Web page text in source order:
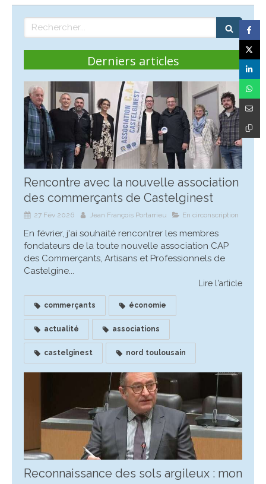
Rechercher
Derniers articles
Rencontre avec la nouvelle association
des commerçants de Castelginest
27 Fév 2026 Jean François Portarrieu En circonscription
En février, j'ai souhaité rencontrer les membres
fondateurs de la toute nouvelle association CAP
des Commerçants, Artisans et Professionnels de
Castelgine...
Lire l'article
commerçants économie
actualité associations
castelginest nord toulousain
Reconnaissance des sols argileux : mon